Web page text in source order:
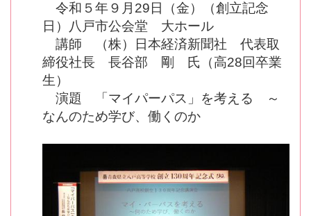
令和５年９月29日（金）（創立記念
日）八戸市公会堂 大ホール
講師 （株）日本経済新聞社 代表取
締役社長 長谷部 剛 氏（高28回卒業
生）
演題 「マイパーパス」を考える ～
なんのため学び、働くのか